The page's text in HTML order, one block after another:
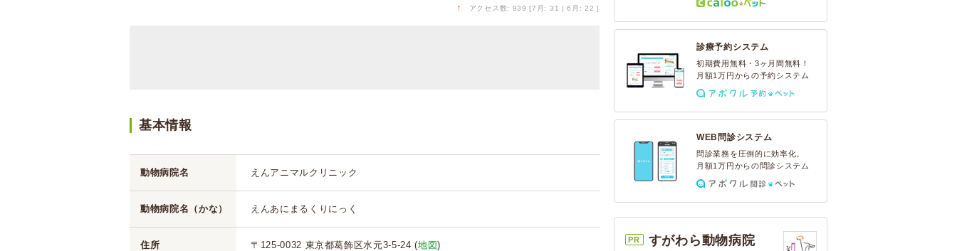
↑ アクセス数: 939 [7月: 31 | 6月: 22 ]
基本情報
動物病院名 えんアニマルクリニック
動物病院名（かな） えんあにまるくりにっく
住所 〒125-0032 東京都葛飾区水元3-5-24 (地図)
診療予約システム
初期費用無料・3ヶ月間無料！
月額1万円からの予約システム
WEB問診システム
問診業務を圧倒的に効率化。
月額1万円からの問診システム
PR すがわら動物病院